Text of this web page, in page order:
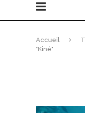
Accueil
"Kiné"